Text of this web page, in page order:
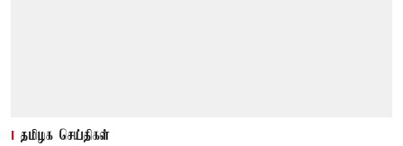
தமிழக செய்திகள்